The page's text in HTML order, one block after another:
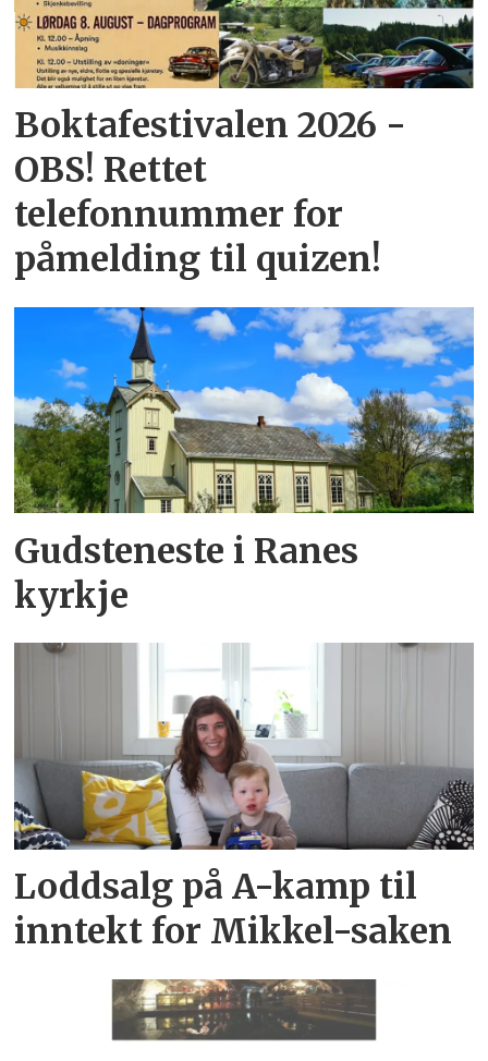
Boktafestivalen 2026 -
OBS! Rettet
telefonnummer for
påmelding til quizen!
Gudsteneste i Ranes
kyrkje
Loddsalg på A-kamp til
inntekt for Mikkel-saken